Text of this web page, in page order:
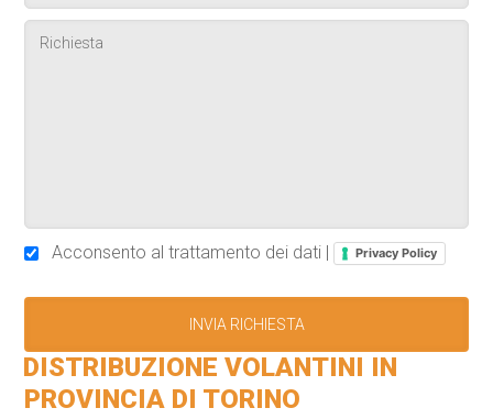
Acconsento al trattamento dei dati | Privacy Policy
DISTRIBUZIONE VOLANTINI IN
PROVINCIA DI TORINO